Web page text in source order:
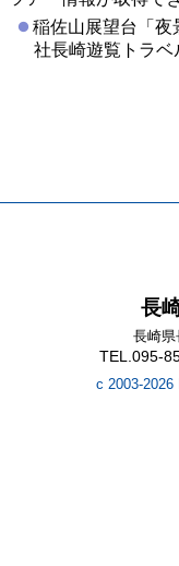
稲佐山展望台「夜
社長崎遊覧トラベ
長
長崎県
TEL.095-
c 2003-2026